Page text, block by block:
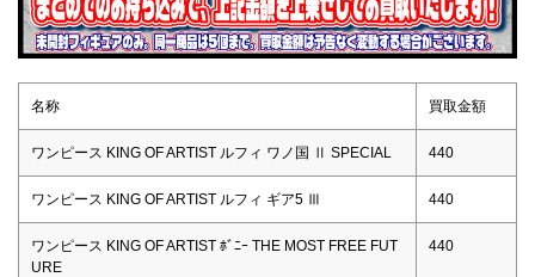
名称 買取金額
ワンピース KING OF ARTIST ルフィ ワノ国 Ⅱ SPECIAL 440
ワンピース KING OF ARTIST ルフィ ギア5 Ⅲ 440
ワンピース KING OF ARTIST ﾎﾞﾆｰ THE MOST FREE FUT
URE
440